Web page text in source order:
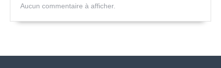
Aucun commentaire à afficher.